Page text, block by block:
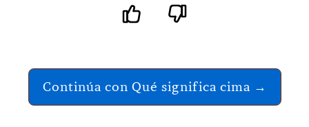
Continúa con Qué significa cima →